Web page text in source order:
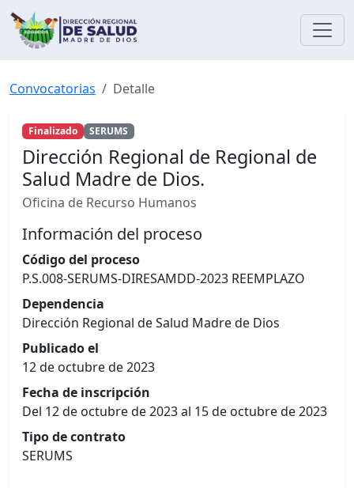
Convocatorias Detalle
Finalizado SERUMS
Dirección Regional de Regional de
Salud Madre de Dios.
Oficina de Recurso Humanos
Información del proceso
Código del proceso
P.S.008-SERUMS-DIRESAMDD-2023 REEMPLAZO
Dependencia
Dirección Regional de Salud Madre de Dios
Publicado el
12 de octubre de 2023
Fecha de inscripción
Del 12 de octubre de 2023 al 15 de octubre de 2023
Tipo de contrato
SERUMS